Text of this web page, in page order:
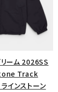
キーワードか
ーム 2026SS
Track
インストーン